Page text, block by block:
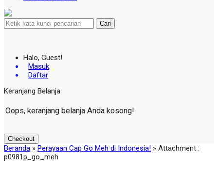
Cari
Halo, Guest!
Masuk
Daftar
Keranjang Belanja
Oops, keranjang belanja Anda kosong!
Checkout
Beranda » Perayaan Cap Go Meh di Indonesia! » Attachment :
p0981p_go_meh